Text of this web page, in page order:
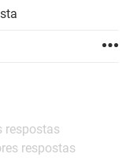
respostas
respostas